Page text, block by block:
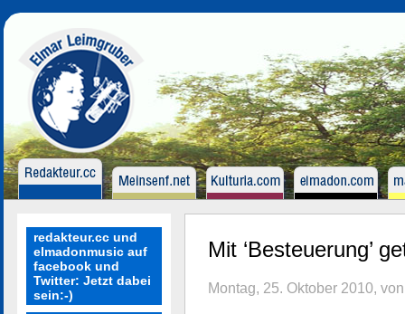
redakteur.cc und
elmadonmusic auf
facebook und
Twitter: Jetzt dabei
sein:-)
Mit ‘Besteuerung’
Montag, 25. Oktober 2010,